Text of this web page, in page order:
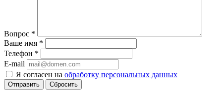
Вопрос *
Ваше имя *
Телефон *
E-mail
Я согласен на обработку персональных данных
Сбросить